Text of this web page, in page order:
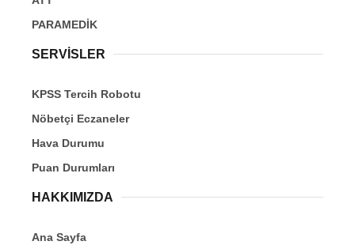
PARAMEDİK
SERVİSLER
KPSS Tercih Robotu
Nöbetçi Eczaneler
Hava Durumu
Puan Durumları
HAKKIMIZDA
Ana Sayfa